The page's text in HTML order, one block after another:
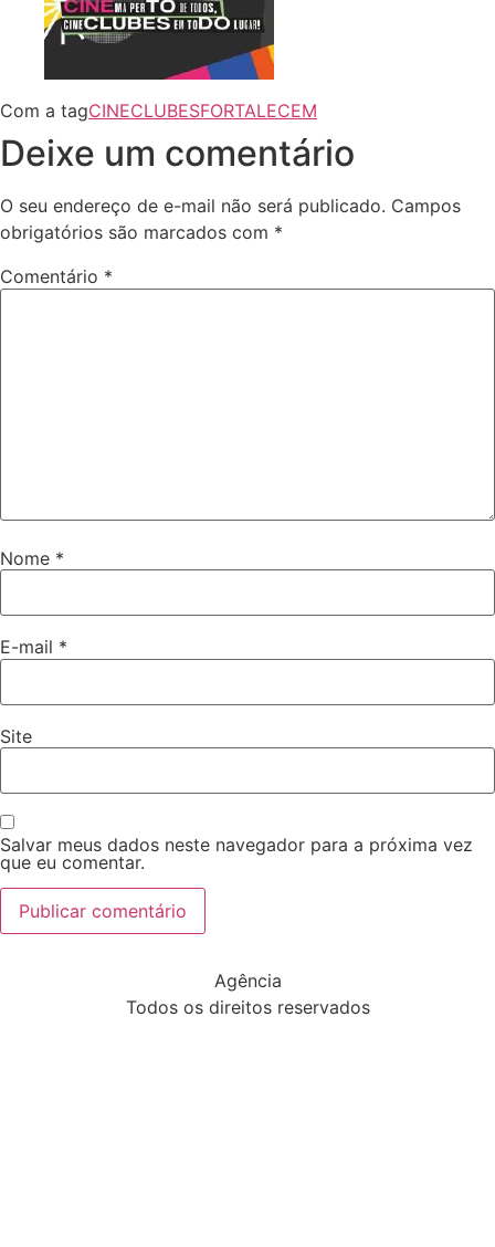
Com a tagCINECLUBESFORTALECEM
Deixe um comentário
O seu endereço de e-mail não será publicado. Campos
obrigatórios são marcados com *
Comentário *
Nome *
E-mail *
Site
Salvar meus dados neste navegador para a próxima vez
que eu comentar.
Agência
Todos os direitos reservados